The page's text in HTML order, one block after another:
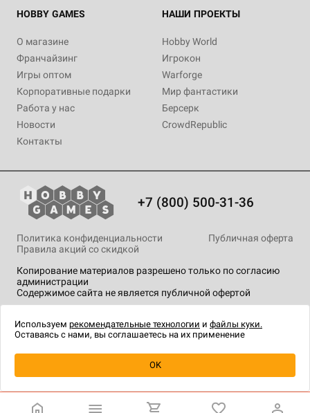
HOBBY GAMES
О магазине
Франчайзинг
Игры оптом
Корпоративные подарки
Работа у нас
Новости
Контакты
НАШИ ПРОЕКТЫ
Hobby World
Игрокон
Warforge
Мир фантастики
Берсерк
CrowdRepublic
+7 (800) 500-31-36
Копирование материалов разрешено только по согласию
администрации
Содержимое сайта не является публичной офертой
Политика конфиденциальности
Публичная оферта
Правила акций со скидкой
технологии.
Используем рекомендательные технологии и файлы куки.
Оставаясь с нами, вы соглашаетесь на их применение
OK